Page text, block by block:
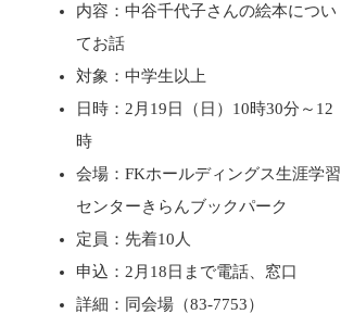
内容：中谷千代子さんの絵本につい
てお話
対象：中学生以上
日時：2月19日（日）10時30分～12
時
会場：FKホールディングス生涯学習
センターきらんブックパーク
定員：先着10人
申込：2月18日まで電話、窓口
詳細：同会場（83-7753）